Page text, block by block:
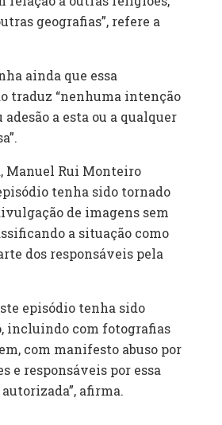
geografias”, refere a
ainda que essa
traduz “nenhuma intenção
adesão a esta ou a qualquer
Manuel Rui Monteiro
tenha sido tornado
de imagens sem
a situação como
dos responsáveis pela
episódio tenha sido
incluindo com fotografias
com manifesto abuso por
e responsáveis por essa
afirma.